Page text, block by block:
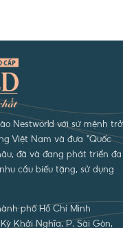
Nestworld với sứ mệnh trở
Việt Nam và đưa “Quốc
đã và đang phát triển đa
cầu biếu tặng, sử dụng
phố Hồ Chí Minh
Khởi Nghĩa, P. Sài Gòn,